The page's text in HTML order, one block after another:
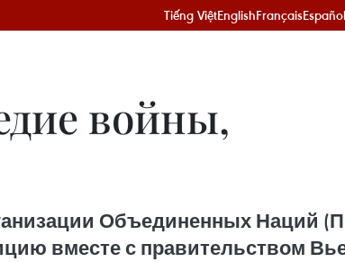
Tiếng ViệtEnglishFrançaisEspañol
войны,
Объединенных Наций
вместе с правительством